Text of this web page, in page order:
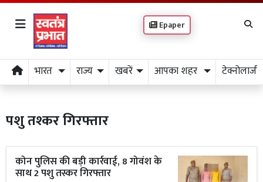
Epaper
भारत राज्य खबरें आपका शहर टेक्नोलाजी
पशु तश्कर गिरफ्तार
कोन पुलिस की बड़ी कार्रवाई, 8 गोवंश के
साथ 2 पशु तस्कर गिरफ्तार